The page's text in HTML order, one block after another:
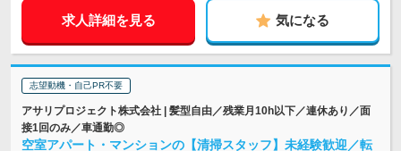
求人詳細を見る 気になる
志望動機・自己PR不要
アサリプロジェクト株式会社 | 髪型自由／残業月10h以下／連休あり／面
接1回のみ／車通勤◎
空室アパート・マンションの【清掃スタッフ】未経験歓迎／転